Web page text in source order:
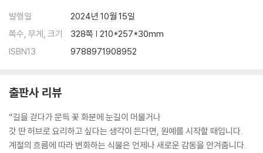
발행일
2024년 10월 15일
쪽수, 무게, 크기
328쪽 | 210*257*30mm
ISBN13
9788971908952
출판사 리뷰
“길을 걷다가 문득 꽃 화분에 눈길이 머물거나
갓 딴 허브로 요리하고 싶다는 생각이 든다면, 원예를 시작할 때입니다.
계절의 흐름에 따라 변화하는 식물은 언제나 새로운 감동을 안겨줍니다.